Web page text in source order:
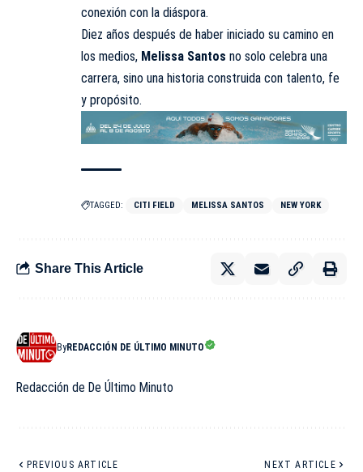
conexión con la diáspora.
Diez años después de haber iniciado su camino en
los medios, Melissa Santos no solo celebra una
carrera, sino una historia construida con talento, fe
y propósito.
TAGGED: CITI FIELD MELISSA SANTOS NEW YORK
Share This Article
ByREDACCIÓN DE ÚLTIMO MINUTO
Redacción de De Último Minuto
PREVIOUS ARTICLE NEXT ARTICLE